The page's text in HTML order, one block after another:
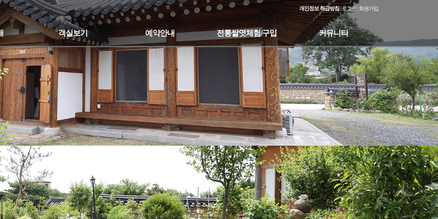
개인정보 취급방침|로그인|회원가입
객실보기 예약안내 전통쌀엿체험/구입 커뮤니티